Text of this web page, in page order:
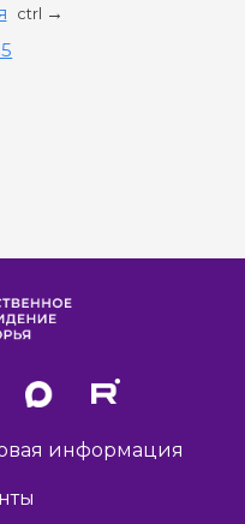
ctrl →
информация